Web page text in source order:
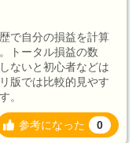
で自分の損益を計算
トータル損益の数
ないと初心者などは
版では比較的見やす
。
参考になった 0